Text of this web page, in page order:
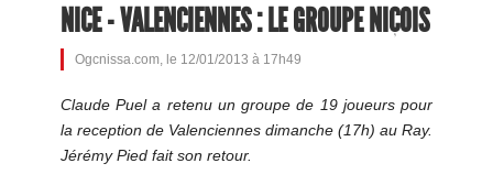
NICE - VALENCIENNES : LE GROUPE NIÇOIS
Ogcnissa.com, le 12/01/2013 à 17h49
Claude Puel a retenu un groupe de 19 joueurs pour
la reception de Valenciennes dimanche (17h) au Ray.
Jérémy Pied fait son retour.